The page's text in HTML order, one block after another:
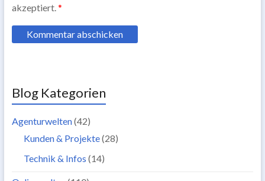
akzeptiert.*
Blog Kategorien
Agenturwelten(42)
Kunden & Projekte(28)
Technik & Infos (14)